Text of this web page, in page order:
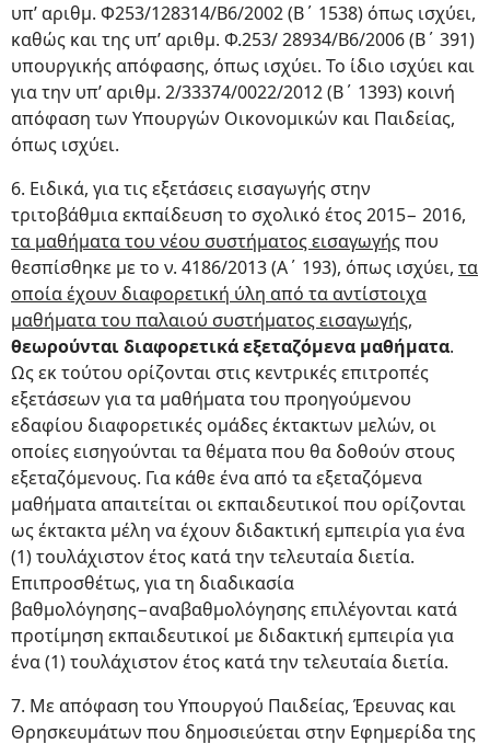
υπ’ αριθμ. Φ253/128314/Β6/2002 (Β΄ 1538) όπως ισχύει,
καθώς και της υπ’ αριθμ. Φ.253/ 28934/Β6/2006 (Β΄ 391)
υπουργικής απόφασης, όπως ισχύει. Το ίδιο ισχύει και
για την υπ’ αριθμ. 2/33374/0022/2012 (Β΄ 1393) κοινή
απόφαση των Υπουργών Οικονομικών και Παιδείας,
όπως ισχύει.
6. Ειδικά, για τις εξετάσεις εισαγωγής στην
τριτοβάθμια εκπαίδευση το σχολικό έτος 2015− 2016,
τα μαθήματα του νέου συστήματος εισαγωγήςπου
θεσπίσθηκε με το ν. 4186/2013 (Α΄ 193), όπως ισχύει, τα
οποία έχουν διαφορετική ύλη από τα αντίστοιχα
μαθήματα του παλαιού συστήματος εισαγωγής,
θεωρούνται διαφορετικά εξεταζόμενα μαθήματα.
Ως εκ τούτου ορίζονται στις κεντρικές επιτροπές
εξετάσεων για τα μαθήματα του προηγούμενου
εδαφίου διαφορετικές ομάδες έκτακτων μελών, οι
οποίες εισηγούνται τα θέματα που θα δοθούν στους
εξεταζόμενους. Για κάθε ένα από τα εξεταζόμενα
μαθήματα απαιτείται οι εκπαιδευτικοί που ορίζονται
ως έκτακτα μέλη να έχουν διδακτική εμπειρία για ένα
(1) τουλάχιστον έτος κατά την τελευταία διετία.
Επιπροσθέτως, για τη διαδικασία
βαθμολόγησης−αναβαθμολόγησης επιλέγονται κατά
προτίμηση εκπαιδευτικοί με διδακτική εμπειρία για
ένα (1) τουλάχιστον έτος κατά την τελευταία διετία.
7. Με απόφαση του Υπουργού Παιδείας, Έρευνας και
Θρησκευμάτων που δημοσιεύεται στην Εφημερίδα της